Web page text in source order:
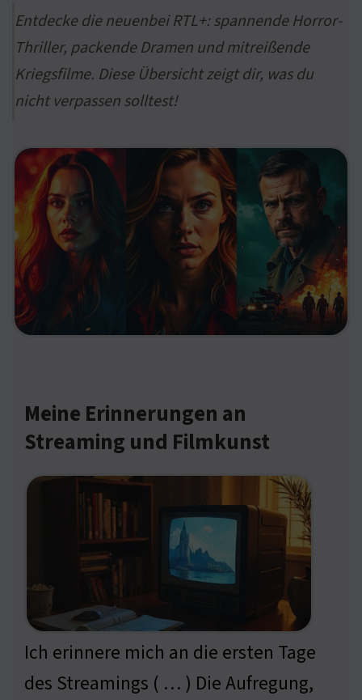
Entdecke die neuenbei RTL+: spannende Horror-
Thriller, packende Dramen und mitreißende
Kriegsfilme. Diese Übersicht zeigt dir, was du
nicht verpassen solltest!
Meine Erinnerungen an
Streaming und Filmkunst
Ich erinnere mich an die ersten Tage
des Streamings ( … ) Die Aufregung,